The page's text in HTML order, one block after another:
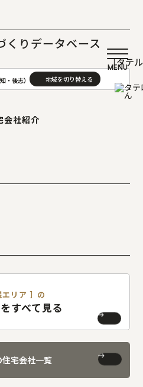
くりデータベース
［タテ
・後志）
釧路(釧路･根室)版
会社紹介
エリア ］の
すべて見る
宅会社一覧